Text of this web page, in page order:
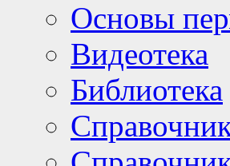
Основы
Видеотека
Библиотека